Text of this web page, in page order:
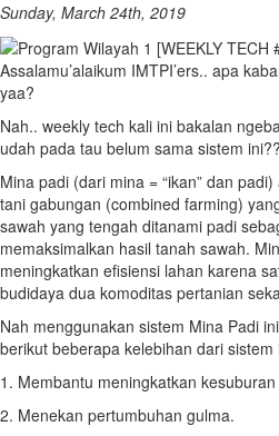
Sunday, March 24th, 2019
Assalamu’alaikum IMTPI’ers.. apa
yaa?
Nah.. weekly tech kali ini bakalan
udah pada tau belum sama sistem ini??
Mina padi (dari mina = “ikan” dan
tani gabungan (combined farming)
sawah yang tengah ditanami padi
memaksimalkan hasil tanah sawah.
meningkatkan efisiensi lahan karena
budidaya dua komoditas pertanian
Nah menggunakan sistem Mina Padi
berikut beberapa kelebihan dari sistem
1. Membantu meningkatkan
2. Menekan pertumbuhan gulma.